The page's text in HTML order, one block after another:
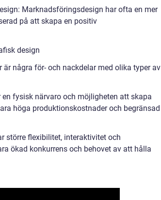
Marknadsföringsdesign har ofta en mer
på att skapa en positiv
design
några för- och nackdelar med olika typer av
fysisk närvaro och möjligheten att skapa
höga produktionskostnader och begränsad
större flexibilitet, interaktivitet och
ökad konkurrens och behovet av att hålla